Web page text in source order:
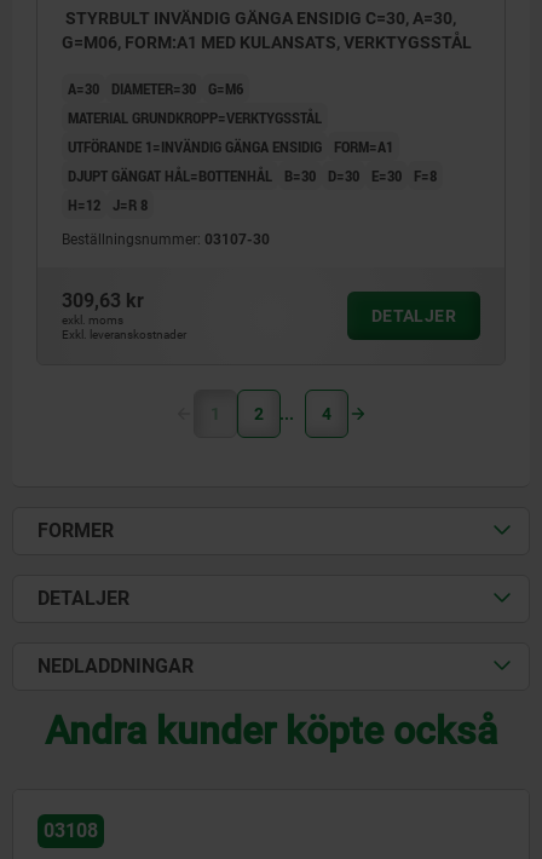
STYRBULT INVÄNDIG GÄNGA ENSIDIG C=30, A=30,
G=M06, FORM:A1 MED KULANSATS, VERKTYGSSTÅL
A=30 DIAMETER=30
G=M6
MATERIAL GRUNDKROPP=VERKTYGSSTÅL
UTFÖRANDE 1=INVÄNDIG GÄNGA ENSIDIG
FORM=A1
DJUPT GÄNGAT HÅL=BOTTENHÅL
B=30 D=30 E=30
F=8
H=12
J=R 8
Beställningsnummer: 03107-30
309,63 kr
exkl. moms
Exkl. leveranskostnader
DETALJER
1 2 4
FORMER
DETALJER
NEDLADDNINGAR
Andra kunder köpte också
03108